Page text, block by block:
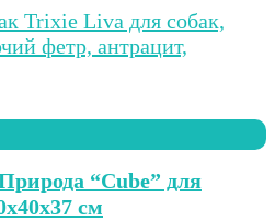
“Cube” для
см